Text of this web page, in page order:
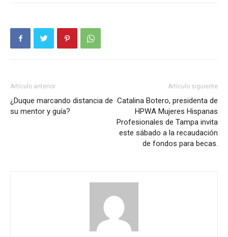
Artículo anterior
¿Duque marcando distancia de
su mentor y guía?
Artículo siguiente
Catalina Botero, presidenta de
HPWA Mujeres Hispanas
Profesionales de Tampa invita
este sábado a la recaudación
de fondos para becas.